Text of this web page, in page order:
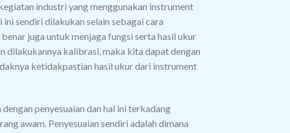
industri yang menggunakan instrument
sendiri dilakukan selain sebagai cara
juga untuk menjaga fungsi serta hasil ukur
dilakukannya kalibrasi, maka kita dapat dengan
ketidakpastian hasil ukur dari instrument
penyesuaian dan hal ini terkadang
awam. Penyesuaian sendiri adalah dimana